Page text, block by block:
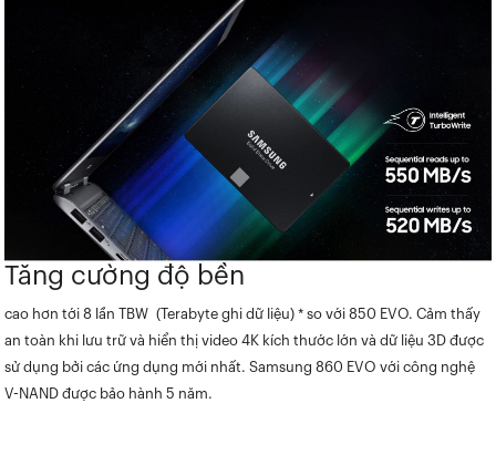
Tăng cường độ bền
cao hơn tới 8 lần TBW (Terabyte ghi dữ liệu) * so với 850 EVO. Cảm thấy
an toàn khi lưu trữ và hiển thị video 4K kích thước lớn và dữ liệu 3D được
sử dụng bởi các ứng dụng mới nhất. Samsung 860 EVO với công nghệ
V-NAND được bảo hành 5 năm.